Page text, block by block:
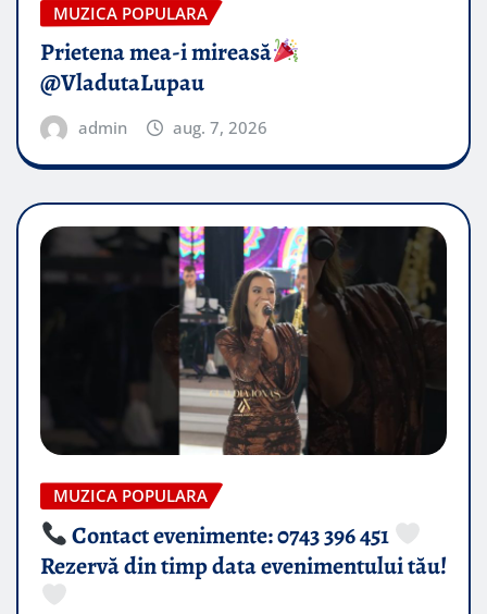
MUZICA POPULARA
Prietena mea-i mireasă​
@VladutaLupau
admin aug. 7, 2026
MUZICA POPULARA
Contact evenimente: 0743 396 451
Rezervă din timp data evenimentului tău!